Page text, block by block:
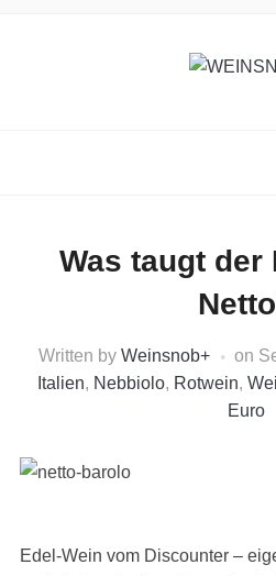
Was taugt der
Written by Weinsnob+ on
Italien, Nebbiolo, Rotwein,
Euro
Edel-Wein vom Discounter –